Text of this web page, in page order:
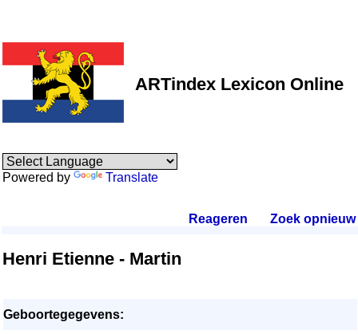
ARTindex Lexicon Online
Powered by Translate
Reageren Zoek opnieuw.
Henri Etienne - Martin
Geboortegegevens: